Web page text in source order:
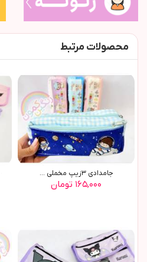
محصولات مرتبط
جامدادي ٣زيپ مخملي ...
۱۶۵,۰۰۰ تومان